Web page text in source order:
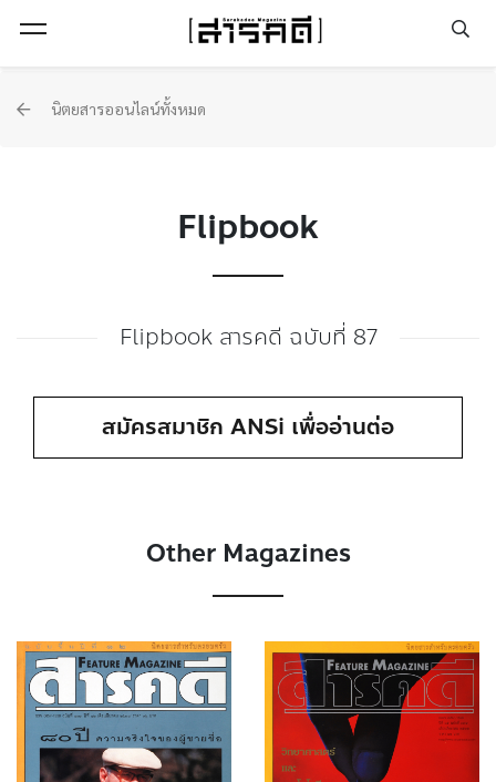
นิตยสารออนไลน์ทั้งหมด
Flipbook
Flipbook สารคดี ฉบับที่ 87
สมัครสมาชิก ANSi เพื่ออ่านต่อ
Other Magazines